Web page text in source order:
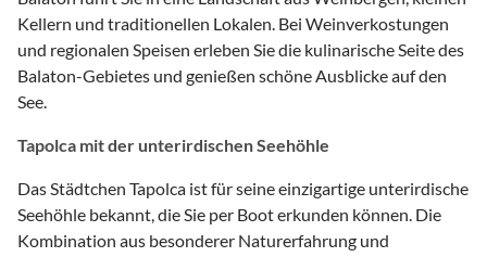
Kellern und traditionellen Lokalen. Bei Weinverkostungen
und regionalen Speisen erleben Sie die kulinarische Seite des
Balaton-Gebietes und genießen schöne Ausblicke auf den
See.
Tapolca mit der unterirdischen Seehöhle
Das Städtchen Tapolca ist für seine einzigartige unterirdische
Seehöhle bekannt, die Sie per Boot erkunden können. Die
Kombination aus besonderer Naturerfahrung und